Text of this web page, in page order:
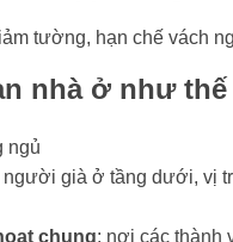
tường, hạn chế vách
nhà ở như thế
ngủ
già ở tầng dưới, vị
chung: nơi các thành